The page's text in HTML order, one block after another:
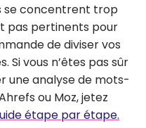
se concentrent trop
pas pertinents pour
de diviser vos
vous n’êtes pas sûr
une analyse de mots-
ou Moz, jetez
étape par étape.